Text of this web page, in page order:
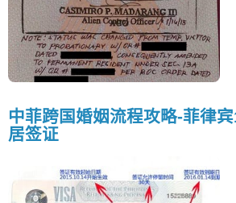
中菲跨国婚姻流程攻略-菲律
居签证